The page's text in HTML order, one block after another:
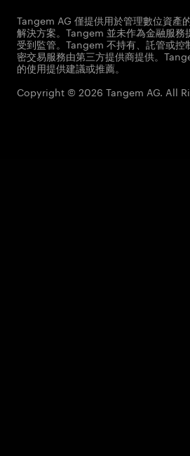
Tangem AG 僅提供用於管理數位資產
解決方案。Tangem 並未作為金融服務
受到監管。Tangem 不持有、託管或控
密交易服務由第三方提供商提供。
的使用提供建議或推薦。